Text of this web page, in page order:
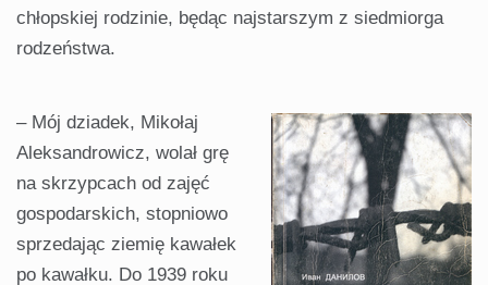
chłopskiej rodzinie, będąc najstarszym z siedmiorga
rodzeństwa.
– Mój dziadek, Mikołaj
Aleksandrowicz, wolał grę
na skrzypcach od zajęć
gospodarskich, stopniowo
sprzedając ziemię kawałek
po kawałku. Do 1939 roku